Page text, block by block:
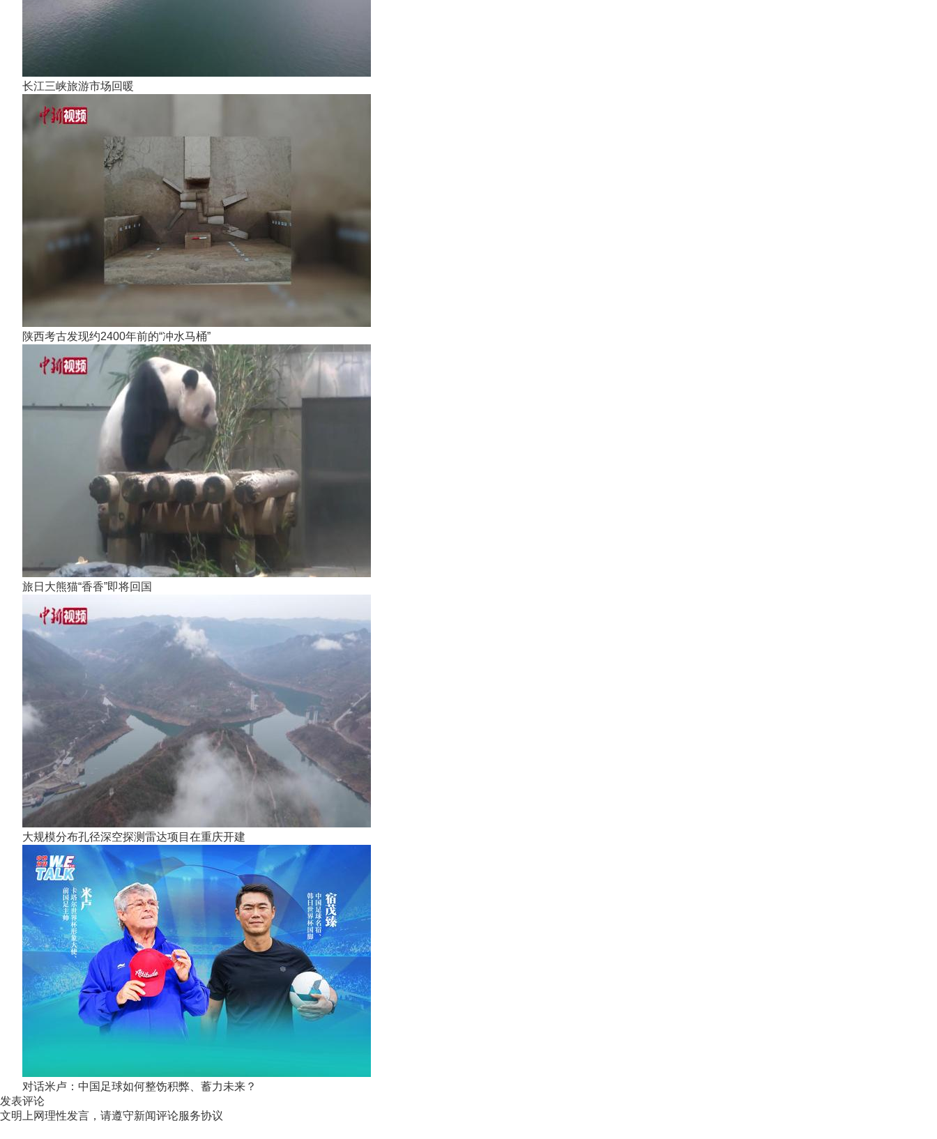
长江三峡旅游市场回暖
陕西考古发现约2400年前的“冲水马桶”
旅日大熊猫“香香”即将回国
大规模分布孔径深空探测雷达项目在重庆开建
对话米卢：中国足球如何整饬积弊、蓄力未来？
发表评论
文明上网理性发言，请遵守新闻评论服务协议